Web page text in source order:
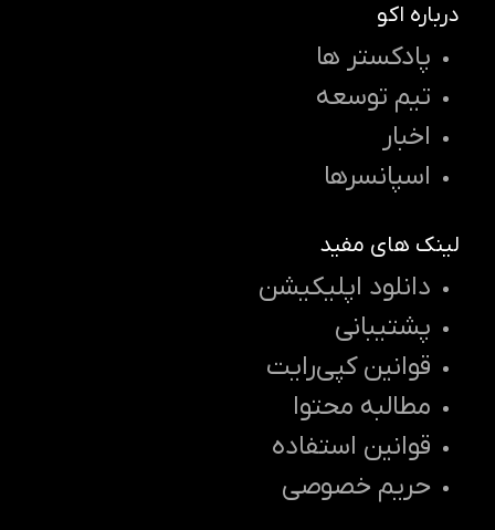
درباره اکو
پادکستر ها
تیم توسعه
اخبار
اسپانسرها
لینک های مفید
دانلود اپلیکیشن
پشتیبانی
قوانین کپی‌رایت
مطالبه محتوا
قوانین استفاده
حریم خصوصی